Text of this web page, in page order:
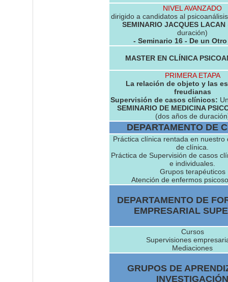
NIVEL AVANZADO
dirigido a candidatos al
SEMINARIO JACQUES LACAN
duración)
- Seminario 16 - De un
MASTER EN CLÍNICA
PRIMERA ETAPA
La relación de objeto y las
freudianas
Supervisión de casos clínicos:
SEMINARIO DE MEDICINA
(dos años de
DEPARTAMENTO DE
Práctica clínica rentada en nuestro
de clínica.
Práctica de Supervisión de casos
e individuales.
Grupos terapéuticos
Atención de enfermos
DEPARTAMENTO DE
EMPRESARIAL
Cursos
Supervisiones
Mediaciones
GRUPOS DE
INVESTIGACIÓN